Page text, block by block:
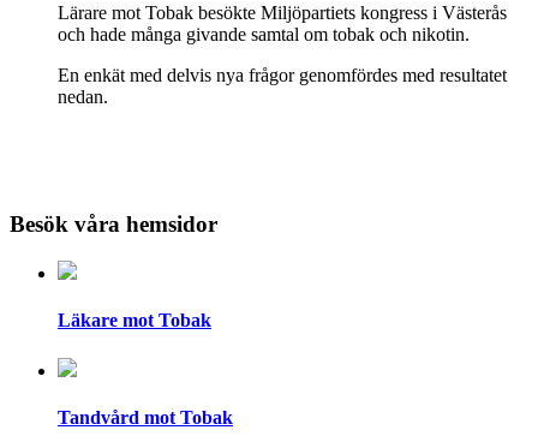
Lärare mot Tobak besökte Miljöpartiets kongress i Västerås
och hade många givande samtal om tobak och nikotin.
En enkät med delvis nya frågor genomfördes med resultatet
nedan.
Besök våra hemsidor
Läkare mot Tobak
Tandvård mot Tobak